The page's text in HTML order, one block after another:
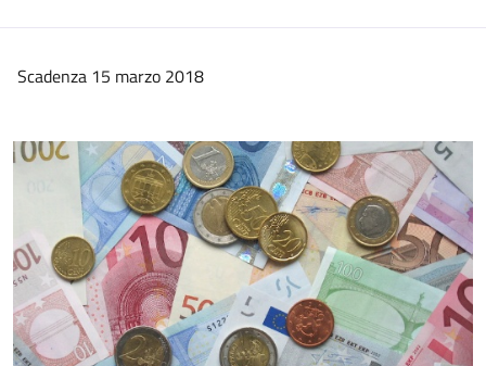
Scadenza 15 marzo 2018